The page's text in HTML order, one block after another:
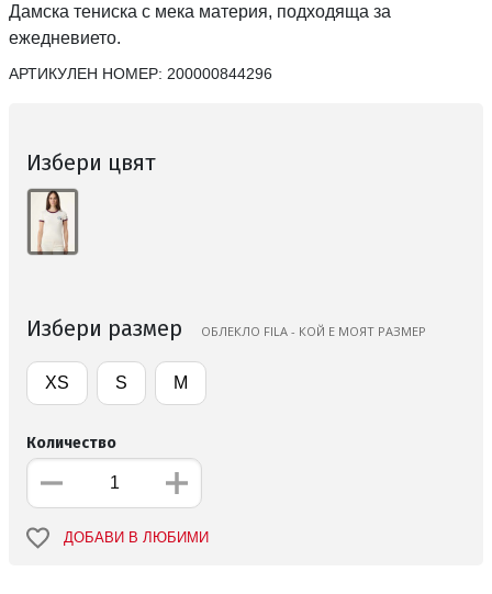
Дамска тениска с мека материя, подходяща за
ежедневието.
АРТИКУЛЕН НОМЕР: 200000844296
Избери цвят
Избери размер ОБЛЕКЛО FILA - КОЙ Е МОЯТ РАЗМЕР
XS S M
Количество
ДОБАВИ В ЛЮБИМИ